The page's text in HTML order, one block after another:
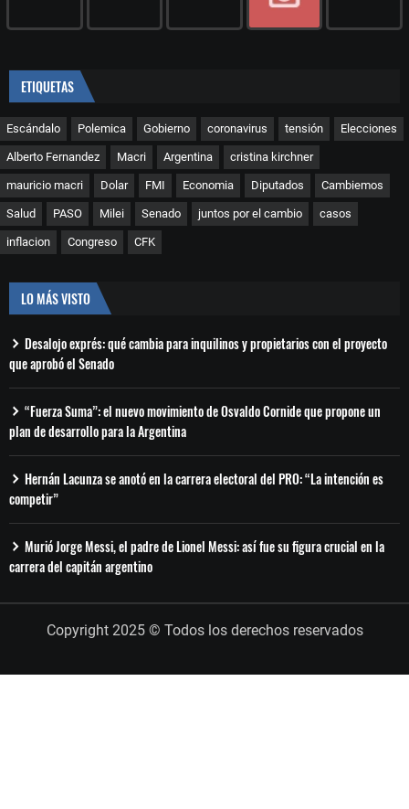
ETIQUETAS
Escándalo Polemica Gobierno coronavirus tensión Elecciones
Alberto Fernandez Macri Argentina cristina kirchner
mauricio macri Dolar FMI Economia Diputados Cambiemos
Salud PASO Milei Senado juntos por el cambio casos
inflacion Congreso CFK
LO MÁS VISTO
Desalojo exprés: qué cambia para inquilinos y propietarios con el proyecto
que aprobó el Senado
“Fuerza Suma”: el nuevo movimiento de Osvaldo Cornide que propone un
plan de desarrollo para la Argentina
Hernán Lacunza se anotó en la carrera electoral del PRO: “La intención es
competir”
Murió Jorge Messi, el padre de Lionel Messi: así fue su figura crucial en la
carrera del capitán argentino
Copyright 2025 © Todos los derechos reservados